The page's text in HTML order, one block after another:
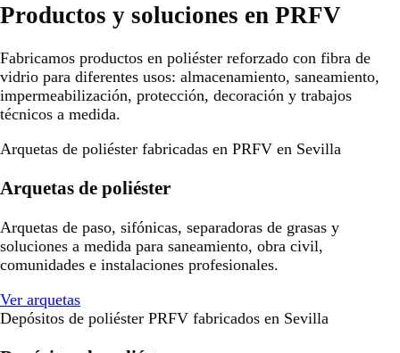
Productos y soluciones en PRFV
Fabricamos productos en poliéster reforzado con fibra de
vidrio para diferentes usos: almacenamiento, saneamiento,
impermeabilización, protección, decoración y trabajos
técnicos a medida.
Arquetas de poliéster fabricadas en PRFV en Sevilla
Arquetas de poliéster
Arquetas de paso, sifónicas, separadoras de grasas y
soluciones a medida para saneamiento, obra civil,
comunidades e instalaciones profesionales.
Ver arquetas
Depósitos de poliéster PRFV fabricados en Sevilla